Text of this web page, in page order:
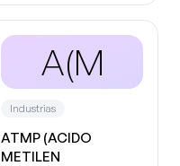
A(M
Industrias
ATMP (ACIDO
METILEN